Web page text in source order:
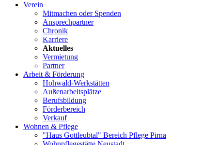
Verein
Mitmachen oder Spenden
Ansprechpartner
Chronik
Karriere
Aktuelles
Vermietung
Partner
Arbeit & Förderung
Hohwald-Werkstätten
Außenarbeitsplätze
Berufsbildung
Förderbereich
Verkauf
Wohnen & Pflege
"Haus Gottleubtal" Bereich Pflege Pirna